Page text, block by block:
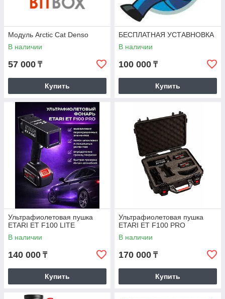
Модуль Arctic Cat Denso
В наличии
57 000 ₸
Купить
БЕСПЛАТНАЯ УСТАВНОВКА
В наличии
100 000 ₸
Купить
Ультрафиолетовая пушка
ETARI ET F100 LITE
В наличии
140 000 ₸
Купить
Ультрафиолетовая пушка
ETARI ET F100 PRO
В наличии
170 000 ₸
Купить